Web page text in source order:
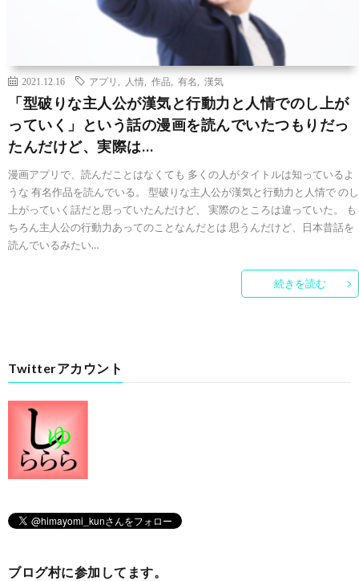
2021.12.16 アプリ 人情 作品 有名 漢気
「型破りな主人公が漢気と行動力と人情でのし上が
っていく」という話の漫画を読んでいたつもりだっ
たんだけど、実際は…
漫画アプリで、読んだことはなくても 多くの人がタイトルは知っているよ
うな 有名作品を読んでいる。 型破りな主人公が漢気と行動力と人情で のし
上がっていく話だと思っていたんだけど、 実際のところは違っていた。 も
ちろん主人公の行動力あってのことなんだとは 思うんだけど、日本昔話を
読んでいるみたい…
続きを読む
Twitterアカウント
ブログ村に参加してます。